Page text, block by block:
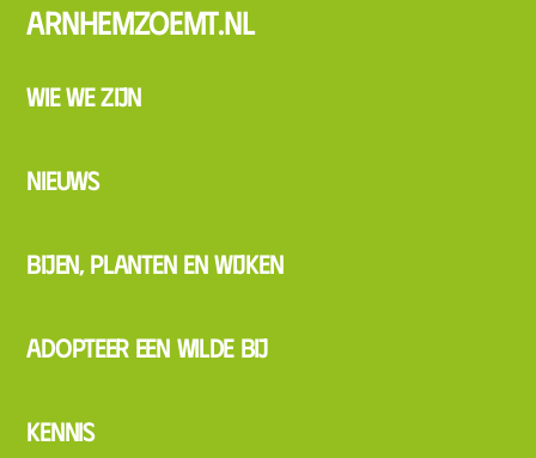
Arnhemzoemt.nl
Wie we zijn
Nieuws
Bijen, planten en wijken
Adopteer een wilde bij
Kennis